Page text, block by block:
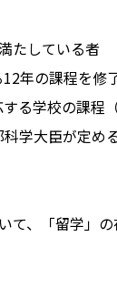
たしている者
の課程を修了
学校の課程
学大臣が定
て、「留学」